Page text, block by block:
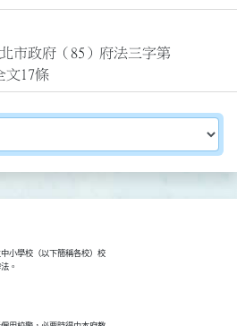
市政府（85）府法三字第
文17條
小學校（以下簡稱各校）校
。